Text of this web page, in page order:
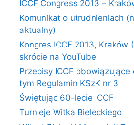
ICCF Congress 2013 –
Komunikat o utrudnieniach
aktualny)
Kongres ICCF 2013, Kraków
skrócie na YouTube
Przepisy ICCF obowiązujące
tym Regulamin KSzK nr 3
Świętując 60-lecie ICCF
Turnieje Witka Bieleckiego